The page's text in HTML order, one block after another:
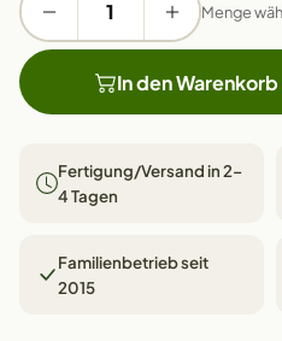
Menge
In den Warenkorb
Fertigung/Versand in 2–
4 Tagen
Familienbetrieb seit
2015